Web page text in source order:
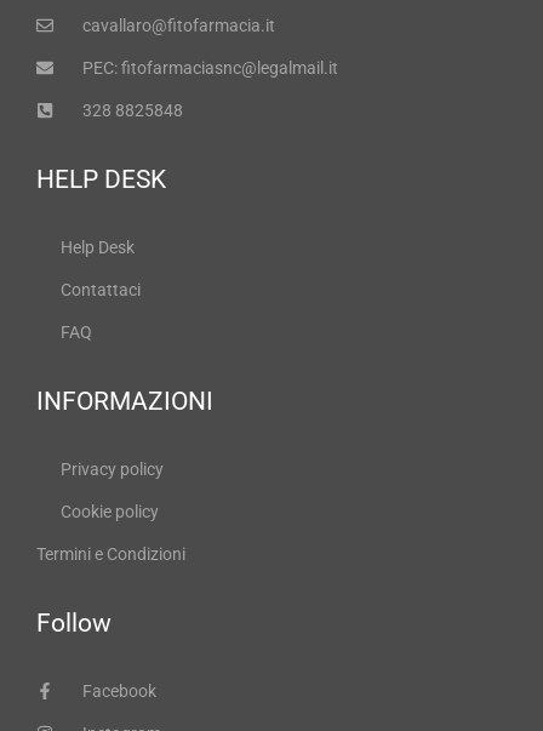
cavallaro@fitofarmacia.it
PEC: fitofarmaciasnc@legalmail.it
328 8825848
HELP DESK
Help Desk
Contattaci
FAQ
INFORMAZIONI
Privacy policy
Cookie policy
Termini e Condizioni
Follow
Facebook